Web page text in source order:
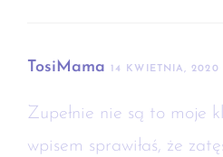
TosiMama 14 KWIETNIA, 2020
Zupełnie nie są to moje
wpisem sprawiłaś, że